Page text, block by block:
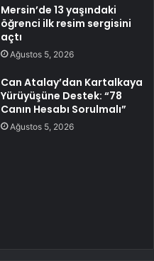
Mersin’de 13 yaşındaki
öğrenci ilk resim sergisini
açtı
Ağustos 5, 2026
Can Atalay’dan Kartalkaya
Yürüyüşüne Destek: “78
Canın Hesabı Sorulmalı”
Ağustos 5, 2026